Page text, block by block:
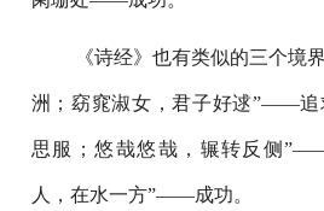
《诗经》也有类似的三个境
洲；窈窕淑女，君子好逑”——追
思服；悠哉悠哉，辗转反侧
人，在水一方”——成功。